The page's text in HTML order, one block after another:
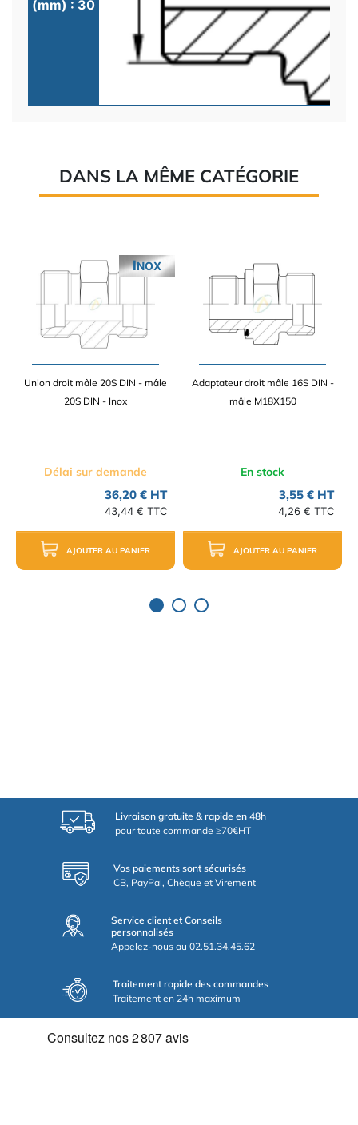
(mm) : 30
DANS LA MÊME CATÉGORIE
Union droit mâle 20S DIN - mâle
20S DIN - Inox
Délai sur demande
36,20 € HT
43,44 € TTC
AJOUTER AU PANIER
INOX
Adaptateur droit mâle 16S DIN -
mâle M18X150
En stock
3,55 € HT
4,26 € TTC
AJOUTER AU PANIER
Livraison gratuite & rapide en 48h
pour toute commande ≥70€HT
Vos paiements sont sécurisés
CB, PayPal, Chèque et Virement
Service client et Conseils
personnalisés
Appelez-nous au 02.51.34.45.62
Traitement rapide des commandes
Traitement en 24h maximum